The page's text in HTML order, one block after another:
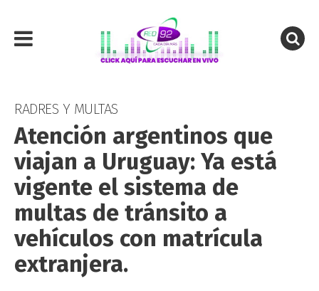
RADRES Y MULTAS
Atención argentinos que
viajan a Uruguay: Ya está
vigente el sistema de
multas de tránsito a
vehículos con matrícula
extranjera.